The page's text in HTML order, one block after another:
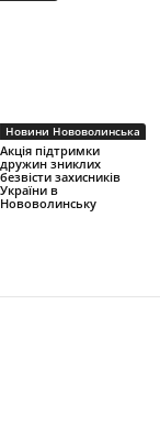
Новини Нововолинська
Акція підтримки
дружин зниклих
безвісти захисників
України в
Нововолинську